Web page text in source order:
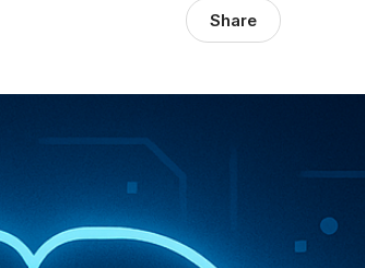
Share